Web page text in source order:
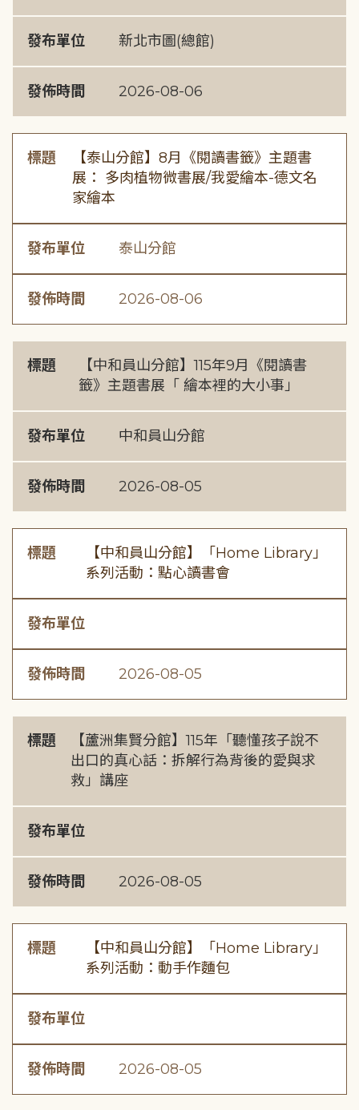
發布單位 新北市圖(總館)
發佈時間 2026-08-06
標題
【泰山分館】8月《閱讀書籤》主題書
展： 多肉植物微書展/我愛繪本-德文名
家繪本
發布單位 泰山分館
發佈時間 2026-08-06
標題
【中和員山分館】115年9月《閱讀書
籤》主題書展「 繪本裡的大小事」
發布單位 中和員山分館
發佈時間 2026-08-05
標題
【中和員山分館】「Home Library」
系列活動：點心讀書會
發布單位
發佈時間 2026-08-05
標題
【蘆洲集賢分館】115年「聽懂孩子說不
出口的真心話：拆解行為背後的愛與求
救」講座
發布單位
發佈時間 2026-08-05
標題
【中和員山分館】「Home Library」
系列活動：動手作麵包
發布單位
發佈時間 2026-08-05